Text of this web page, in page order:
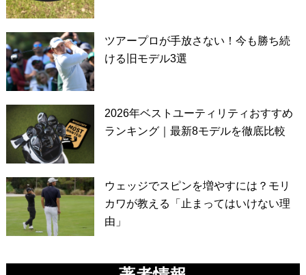
ツアープロが手放さない！今も勝ち続
ける旧モデル3選
2026年ベストユーティリティおすすめ
ランキング｜最新8モデルを徹底比較
ウェッジでスピンを増やすには？モリ
カワが教える「止まってはいけない理
由」